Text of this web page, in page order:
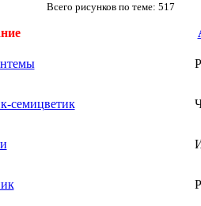
Всего рисунков по теме: 517
семицветик